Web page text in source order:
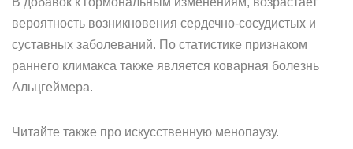
вероятность возникновения сердечно-сосудистых и
суставных заболеваний. По статистике признаком
раннего климакса также является коварная болезнь
Альцгеймера.
Читайте также про искусственную менопаузу.